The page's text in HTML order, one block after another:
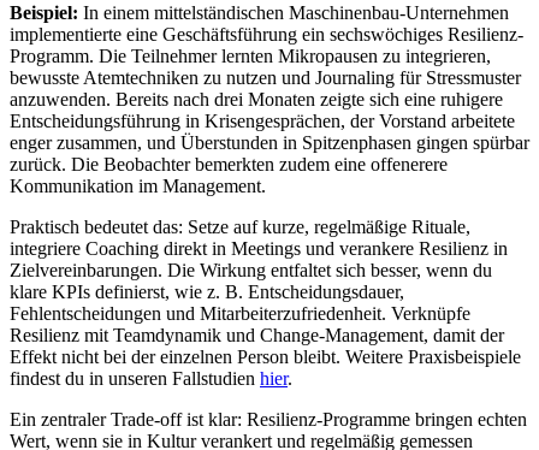
Beispiel: In einem mittelständischen Maschinenbau-Unternehmen
implementierte eine Geschäftsführung ein sechswöchiges Resilienz-
Programm. Die Teilnehmer lernten Mikropausen zu integrieren,
bewusste Atemtechniken zu nutzen und Journaling für Stressmuster
anzuwenden. Bereits nach drei Monaten zeigte sich eine ruhigere
Entscheidungsführung in Krisengesprächen, der Vorstand arbeitete
enger zusammen, und Überstunden in Spitzenphasen gingen spürbar
zurück. Die Beobachter bemerkten zudem eine offenerere
Kommunikation im Management.
Praktisch bedeutet das: Setze auf kurze, regelmäßige Rituale,
integriere Coaching direkt in Meetings und verankere Resilienz in
Zielvereinbarungen. Die Wirkung entfaltet sich besser, wenn du
klare KPIs definierst, wie z. B. Entscheidungsdauer,
Fehlentscheidungen und Mitarbeiterzufriedenheit. Verknüpfe
Resilienz mit Teamdynamik und Change-Management, damit der
Effekt nicht bei der einzelnen Person bleibt. Weitere Praxisbeispiele
findest du in unseren Fallstudien hier.
Ein zentraler Trade-off ist klar: Resilienz-Programme bringen echten
Wert, wenn sie in Kultur verankert und regelmäßig gemessen